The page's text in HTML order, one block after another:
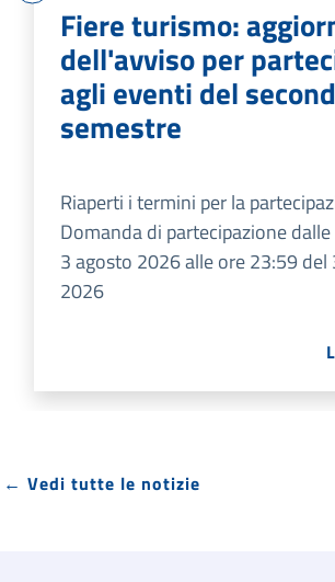
Fiere turismo:
dell'avviso per
agli eventi del
semestre
Riaperti i termini per la
Domanda di partecipazione
3 agosto 2026 alle ore 23:59
2026
← Vedi tutte le notizie